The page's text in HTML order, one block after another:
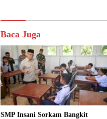
Baca Juga
SMP Insani Sorkam Bangkit